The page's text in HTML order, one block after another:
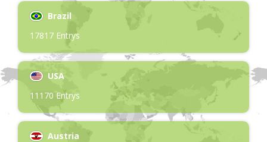
Brazil
17817 Entrys
USA
11170 Entrys
Austria